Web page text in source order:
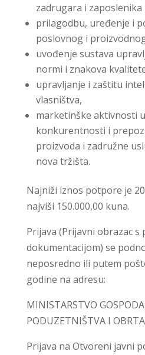
zadrugara i zaposlenika
prilagodbu, uređenje i
poslovnog i
uvođenje sustava
normi i znakova
upravljanje i zaštitu
vlasništva,
marketinške aktivnosti
konkurentnosti i
proizvoda i zadružne
nova tržišta.
Najniži iznos potpore je
najviši 150.000,00 kuna.
Prijava (Prijavni obrazac s
dokumentacijom) se
neposredno ili putem
godine na adresu:
MINISTARSTVO
PODUZETNIŠTVA I OBRTA
Prijava na Otvoreni javni